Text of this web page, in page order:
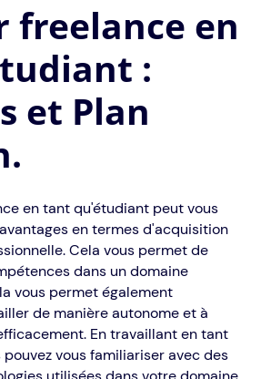
freelance en
:
et Plan
en tant qu'étudiant peut vous
en termes d'acquisition
Cela vous permet de
dans un domaine
vous permet également
de manière autonome et à
En travaillant en tant
vous familiariser avec des